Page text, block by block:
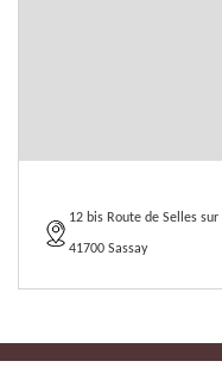
12 bis Route de Selles sur
41700 Sassay